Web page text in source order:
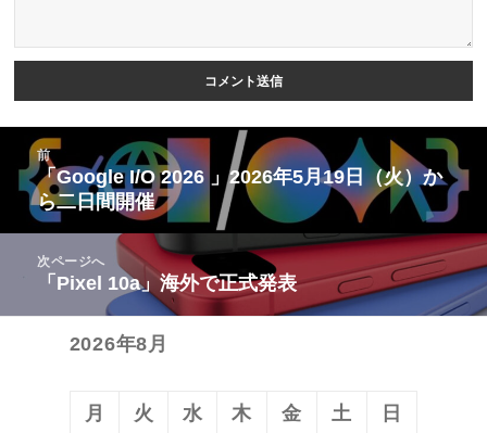
稿
ビ
前
前
の
稿:
「Google I/O 2026 」2026年5月19日（火）か
ら二日間開催
次ページへ
次
の
「Pixel 10a」海外で正式発表
2026年8月
月 火 水 木 金 土 日